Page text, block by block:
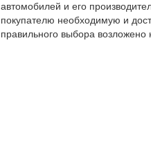
автомобилей и его
покупателю необходимую и
правильного выбора